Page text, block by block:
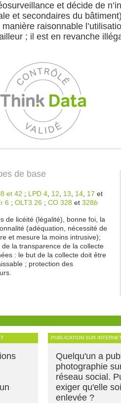
et décide de
et secondaires du
raisonnable
; il est en revanche
de base
et 42 ; LPD 4 12 13 14 17 et
6 ; OLT3 26 ; CO 328 et 328b
de licéité (légalité), bonne foi, la
(adéquation, nécessité de
et mesure la moins intrusive);
de la transparence de la collecte
: le but de la collecte doit être
; protection des
PUBLICATION SUR
Quelqu'un a
photographie
réseau social.
exiger qu'elle
enlevée ?